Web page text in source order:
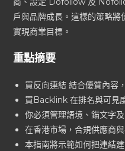
戶與品牌成長。這樣的策略
實現商業目標。
重點摘要
買反向連結 結合優質內容
買Backlink 在排名與可見
你必須管理語境、錨文字
在香港市場，合規供應商
本指南將示範如何把連結